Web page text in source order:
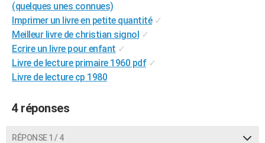
Art de vivre
Bien-être
Loisirs
Mode
Modes de vie
SANTE
Alimentation
Guide de la santé
Maladies
Médicaments
Sommeil
VOYAGE
Destinations
City break
Voyage nature
Voyage de noces
Forum
Climat
+PHOTO
BONS PLANS
CARTE DE VOEUX
(quelques unes connues)
Imprimer un livre en petite quantité ✓
Meilleur livre de christian signol ✓
Ecrire un livre pour enfant ✓
Livre de lecture primaire 1960 pdf ✓
Livre de lecture cp 1980
4 réponses
RÉPONSE 1 / 4